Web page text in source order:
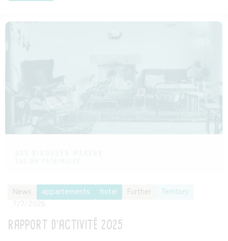
News appartements hotel Further
Territory
RAPPORT D'ACTIVITÉ 2025